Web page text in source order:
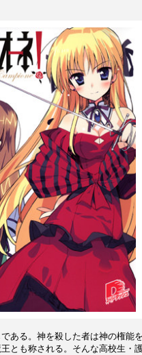
ある。神を殺した者は神の権能
とも称される。そんな高校生・